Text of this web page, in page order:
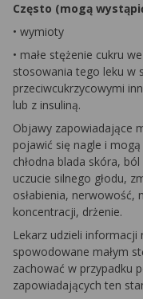
Często (mogą
• wymioty
• małe stężenie cukru
stosowania tego leku w
przeciwcukrzycowymi
lub z insuliną.
Objawy zapowiadające
pojawić się nagle i
chłodna blada skóra,
uczucie silnego głodu,
osłabienia, nerwowość,
koncentracji, drżenie.
Lekarz udzieli
spowodowane małym
zachować w przypadku
zapowiadających ten